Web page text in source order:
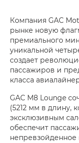
Компания GAC
рынке новую
премиального
уникальной
создает
пассажиров и
класса
GAC M8 Lounge
(5212 мм в длину,
эксклюзивным
обеспечит
непревзойденное